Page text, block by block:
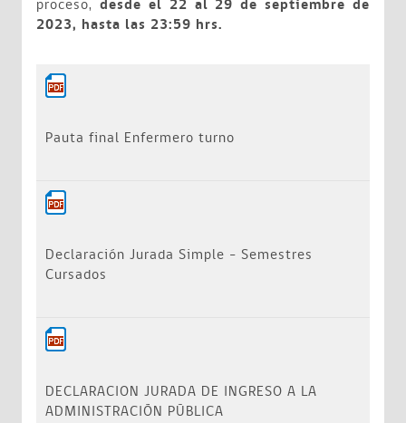
proceso, desde el 22 al 29 de septiembre de
2023, hasta las 23:59 hrs.
Pauta final Enfermero turno
Declaración Jurada Simple - Semestres
Cursados
DECLARACION JURADA DE INGRESO A LA
ADMINISTRACIÓN PÚBLICA